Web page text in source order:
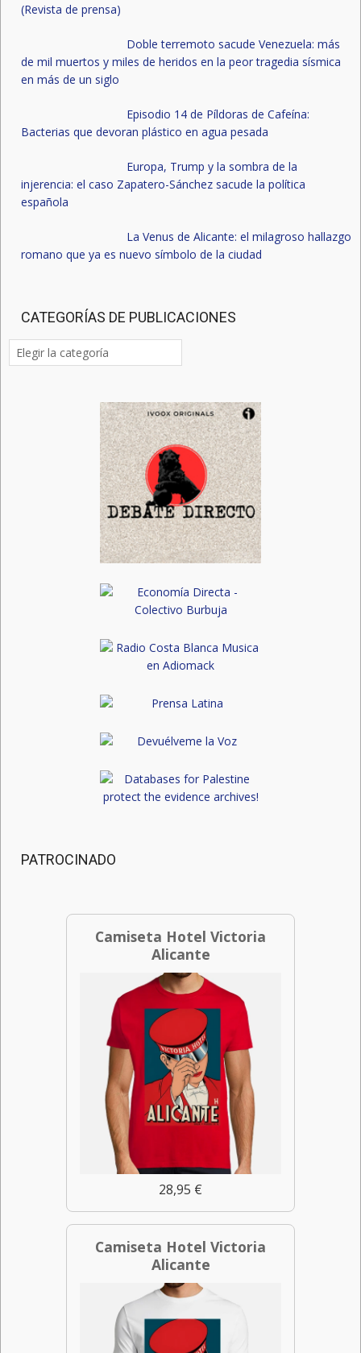
(Revista de prensa)
Doble terremoto sacude Venezuela: más
de mil muertos y miles de heridos en la peor tragedia sísmica
en más de un siglo
Episodio 14 de Píldoras de Cafeína:
Bacterias que devoran plástico en agua pesada
Europa, Trump y la sombra de la
injerencia: el caso Zapatero-Sánchez sacude la política
española
La Venus de Alicante: el milagroso hallazgo
romano que ya es nuevo símbolo de la ciudad
CATEGORÍAS DE PUBLICACIONES
Categorías
de
PATROCINADO
Camiseta Hotel Victoria
Alicante
28,95 €
Camiseta Hotel Victoria
Alicante